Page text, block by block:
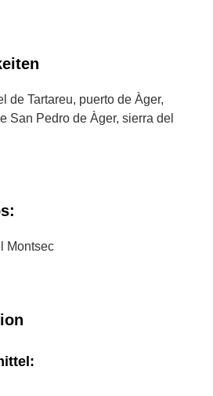
de Tartareu, puerto de Àger,
San Pedro de Àger, sierra del
Montsec